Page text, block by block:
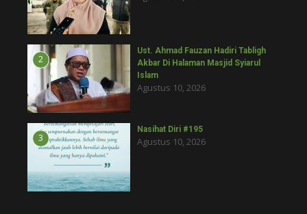
2
Ust. Ahmad Fauzan Hadiri Tabligh
Akbar Di Halaman Masjid Syiarul
Islam
Agustus 10, 2026
3
Nasihat Diri #195
Agustus 10, 2026